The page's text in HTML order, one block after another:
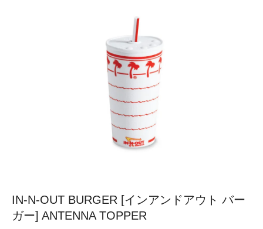
IN-N-OUT BURGER [インアンドアウト バー
ガー] ANTENNA TOPPER